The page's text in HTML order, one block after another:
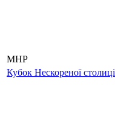
MHP
Кубок Нескореної столиці